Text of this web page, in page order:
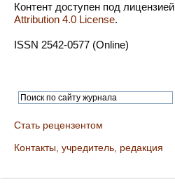
Контент доступен под лицензией
Attribution 4.0 License.
ISSN 2542-0577 (Online)
Стать рецензентом
Контакты, учредитель, редакция